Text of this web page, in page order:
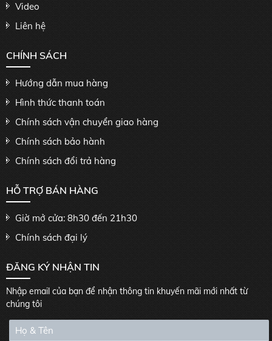
Video
Liên hệ
CHÍNH SÁCH
Hướng dẫn mua hàng
Hình thức thanh toán
Chính sách vận chuyển giao hàng
Chính sách bảo hành
Chính sách đổi trả hàng
HỖ TRỢ BÁN HÀNG
Giờ mở cửa: 8h30 đến 21h30
Chính sách đại lý
ĐĂNG KÝ NHẬN TIN
Nhập email của bạn để nhận thông tin khuyến mãi mới nhất từ
chúng tôi